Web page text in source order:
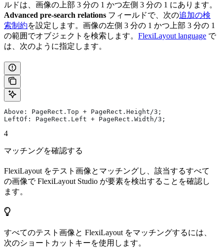
ルドは、画像の上部 3 分の 1 かつ左側 3 分の 1 にあります。
Advanced pre-search relations フィールドで、次の追加の検
索制約を設定します。画像の左側 3 分の 1 かつ上部 3 分の 1
の範囲でオブジェクトを検索します。 FlexiLayout language で
は、次のように指定します。
Above: PageRect.Top + PageRect.Height/3;
LeftOf: PageRect.Left + PageRect.Width/3;
4
マッチングを確認する
FlexiLayout をテスト画像とマッチングし、該当するすべて
の画像で FlexiLayout Studio が要素を検出することを確認し
ます。
すべてのテスト画像と FlexiLayout をマッチングするには、
次のショートカットキーを使用します。